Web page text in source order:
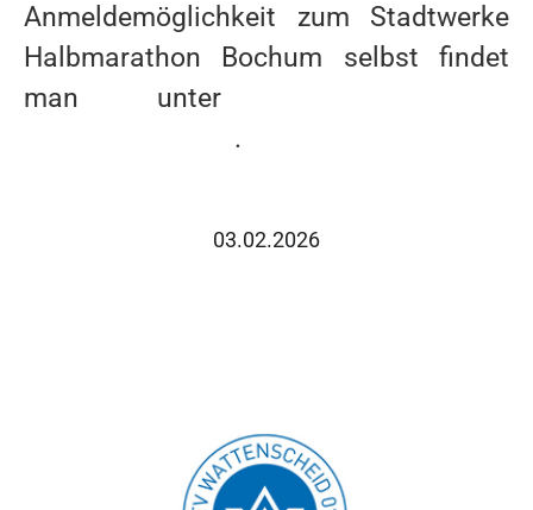
STADTWERKE HALBMARATHON BOCHUM
Anmeldemöglichkeit zum Stadtwerke
Halbmarathon Bochum selbst findet
man unter
.
03.02.2026